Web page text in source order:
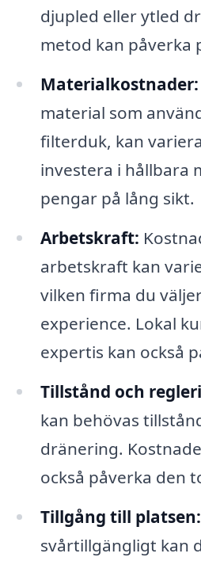
djupled eller ytled
metod kan påverka
Materialkostnader:
material som
filterduk, kan
investera i hållbara
pengar på lång sikt.
Arbetskraft:
arbetskraft kan
vilken firma du
experience. Lokal
expertis kan också
Tillstånd och
kan behövas
dränering.
också påverka den
Tillgång till platsen:
svårtillgängligt kan